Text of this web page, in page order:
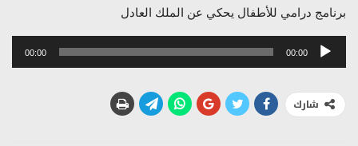
برنامج درامي للأطفال يحكي عن الملك العادل
مشغل
00:00
00:00
شارك